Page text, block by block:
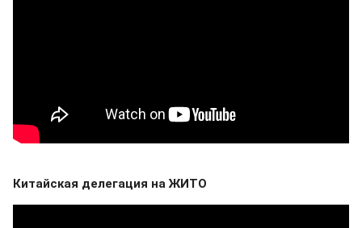
Китайская делегация на ЖИТО